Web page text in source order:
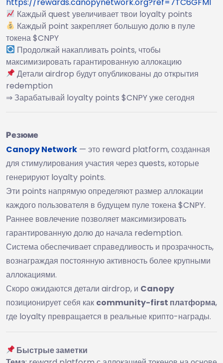
Каждый quest увеличивает твои loyalty points
Каждый point закрепляет большую долю в пуле
токена $CNPY
Продолжай накапливать points, чтобы
максимизировать гарантированную аллокацию
Детали airdrop будут опубликованы до открытия
redemption
⇒ Зарабатывай loyalty points $CNPY уже сегодня
Резюме
Canopy Network — это reward platform, созданная
для стимулирования участия через quests, которые
генерируют loyalty points.
Эти points напрямую определяют размер аллокации
каждого пользователя в будущем пуле токена $CNPY.
Раннее вовлечение позволяет максимизировать
гарантированную долю до начала redemption.
Система обеспечивает справедливость и прозрачность,
вознаграждая постоянную активность более крупными
аллокациями.
Скоро ожидаются детали airdrop, и Canopy
позиционирует себя как community-first платформа,
где loyalty превращается в реальные крипто-награды.
Быстрые заметки